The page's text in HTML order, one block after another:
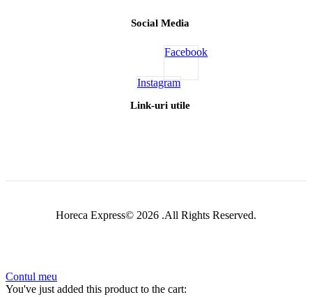
Social Media
Facebook
Instagram
Link-uri utile
Horeca Express© 2026 .All Rights Reserved.
Contul meu
You've just added this product to the cart: